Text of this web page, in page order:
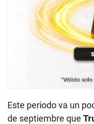
Este periodo va un
de septiembre que